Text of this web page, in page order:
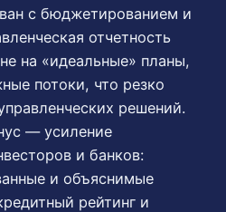
с бюджетированием и
отчетность
на «идеальные» планы,
потоки, что резко
решений.
— усиление
и банков:
и объяснимые
рейтинг и